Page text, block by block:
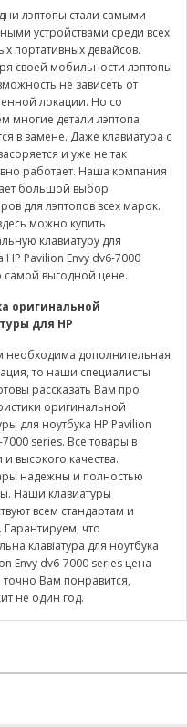
лэптопы стали самыми
устройствами среди всех
портативных девайсов.
своей мобильности лэптопы
не зависеть от
локации. Но со
многие детали лэптопа
в замене. Даже клавиатура с
и уже не так
работает. Наша компания
большой выбор
для лэптопов всех марок.
можно купить
клавиатуру для
HP Pavilion Envy dv6-7000
самой выгодной цене.
оригинальной
для HP
необходима дополнительная
то наши специалисты
рассказать Вам про
оригинальной
для ноутбука HP Pavilion
7000 series. Все товары в
высокого качества.
надежны и полностью
Наши клавиатуры
всем стандартам и
что
клавіатура для ноутбука
Envy dv6-7000 series цена
точно Вам понравится,
не один год.